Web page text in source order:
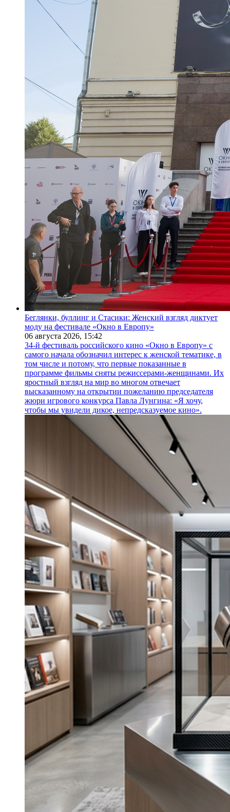
Беглянки, буллинг и Стасики: Женский взгляд диктует
моду на фестивале «Окно в Европу»
06 августа 2026, 15:42
34-й фестиваль российского кино «Окно в Европу» с
самого начала обозначил интерес к женской тематике, в
том числе и потому, что первые показанные в
программе фильмы сняты режиссерами-женщинами. Их
яростный взгляд на мир во многом отвечает
высказанному на открытии пожеланию председателя
жюри игрового конкурса Павла Лунгина: «Я хочу,
чтобы мы увидели дикое, непредсказуемое кино».